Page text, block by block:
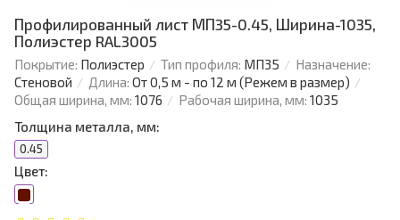
Профилированный лист МП35-0.45, Ширина-1035,
Полиэстер RAL3005
Покрытие: Полиэстер Тип профиля: МП35
Назначение:
Стеновой
Длина: От 0,5 м - по 12 м (Режем в размер)
Общая ширина, мм: 1076 Рабочая ширина, мм: 1035
Толщина металла, мм:
0.45
Цвет: